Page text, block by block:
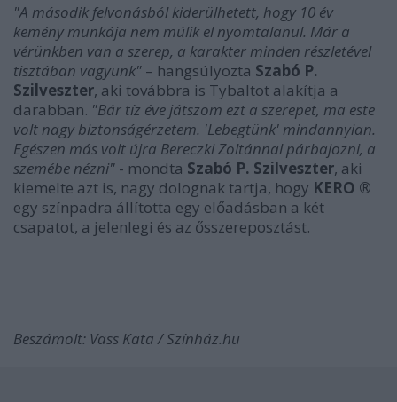
"A második felvonásból kiderülhetett, hogy 10 év
kemény munkája nem múlik el nyomtalanul. Már a
vérünkben van a szerep, a karakter minden részletével
tisztában vagyunk" – hangsúlyozta Szabó P.
Szilveszter, aki továbbra is Tybaltot alakítja a
darabban. "Bár tíz éve játszom ezt a szerepet, ma este
volt nagy biztonságérzetem. 'Lebegtünk' mindannyian.
Egészen más volt újra Bereczki Zoltánnal párbajozni, a
szemébe nézni" - mondta Szabó P. Szilveszter, aki
kiemelte azt is, nagy dolognak tartja, hogy KERO ®
egy színpadra állította egy előadásban a két
csapatot, a jelenlegi és az ősszereposztást.
Beszámolt: Vass Kata / Színház.hu